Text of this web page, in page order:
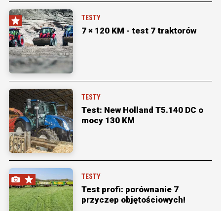
TESTY
7 × 120 KM - test 7 traktorów
TESTY
Test: New Holland T5.140 DC o
mocy 130 KM
TESTY
Test profi: porównanie 7
przyczep objętościowych!